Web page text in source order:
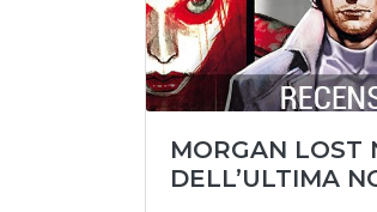
MORGAN LOST
DELL’ULTIMA